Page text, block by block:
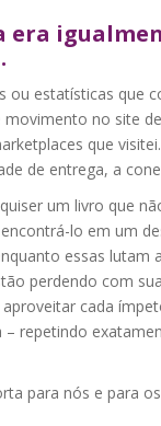
era
ou estatísticas que
movimento no site
que
de entrega, a
um livro que
lo em um
essas
perdendo com
cada
– repetindo
para nós e para